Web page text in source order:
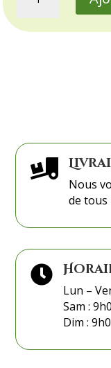
Bouquet
de

Nous
de tous

Lun –
Sam :
Dim :